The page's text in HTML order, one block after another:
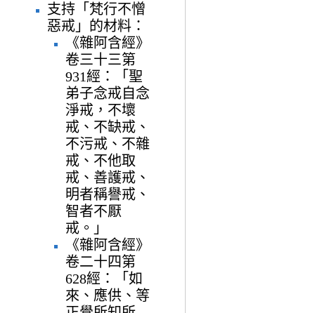
支持「梵行不憎
惡戒」的材料：
《雜阿含經》
卷三十三第
931經：「聖
弟子念戒自念
淨戒，不壞
戒、不缺戒、
不污戒、不雜
戒、不他取
戒、善護戒、
明者稱譽戒、
智者不厭
戒。」
《雜阿含經》
卷二十四第
628經：「如
來、應供、等